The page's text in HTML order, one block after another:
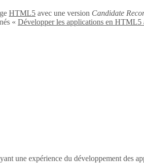
HTML5 avec une version Candidate
« Développer les applications en HTML5
une expérience du développement des